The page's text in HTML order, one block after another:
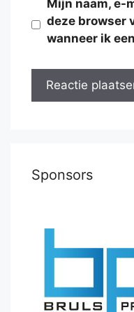
Mijn naam, e-
deze browser
wanneer ik
Sponsors